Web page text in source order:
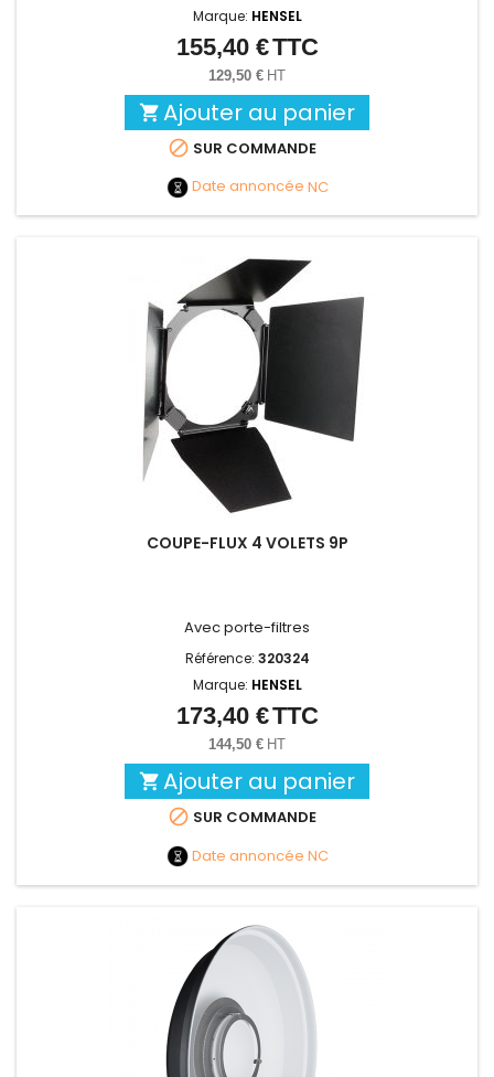
Marque: HENSEL
Prix
155,40 €TTC
129,50 € HT
 Ajouter au panier
 SUR COMMANDE
Date annoncée NC
COUPE-FLUX 4 VOLETS 9P
Avec porte-filtres
Référence: 320324
Marque: HENSEL
Prix
173,40 €TTC
144,50 € HT
 Ajouter au panier
 SUR COMMANDE
Date annoncée NC